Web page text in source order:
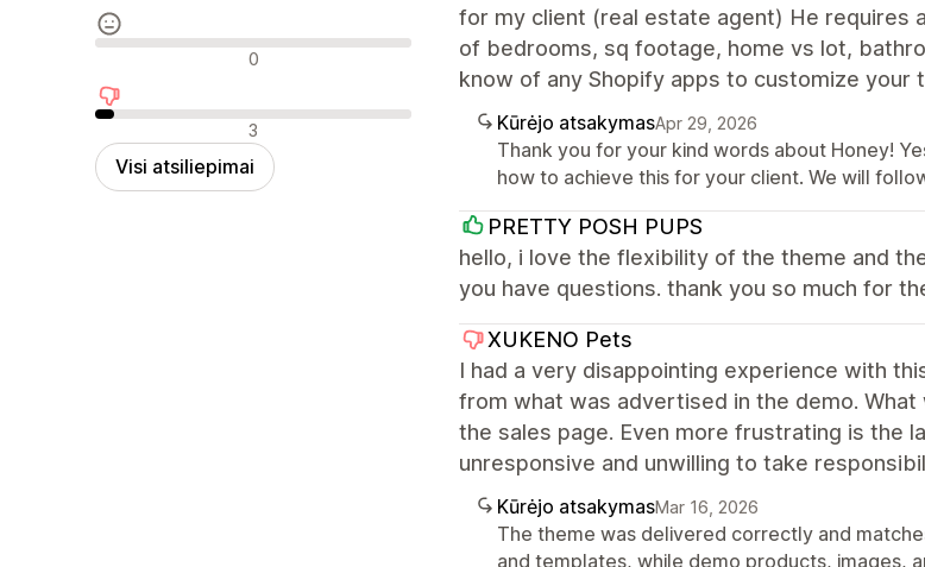
Neutralūs atsiliepimai
0
Neigiami atsiliepimai
3
Visi atsiliepimai
for my client (real estate agent) He requires
of bedrooms, sq footage, home vs lot,
know of any Shopify apps to customize
Kūrėjo atsakymasApr 29, 2026
Thank you for your kind words about Honey!
how to achieve this for your client. We will
PRETTY POSH PUPS
hello, i love the flexibility of the theme and
you have questions. thank you so much for
XUKENO Pets
I had a very disappointing experience with
from what was advertised in the demo.
the sales page. Even more frustrating is the
unresponsive and unwilling to take
Kūrėjo atsakymasMar 16, 2026
The theme was delivered correctly and
and templates, while demo products, images,